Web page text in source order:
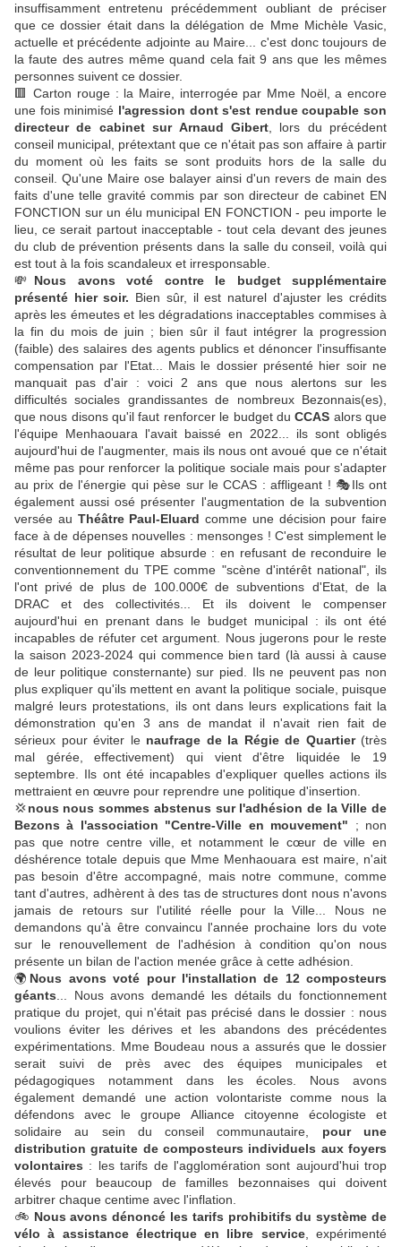
insuffisamment entretenu précédemment oubliant de préciser
que ce dossier était dans la délégation de Mme Michèle Vasic,
actuelle et précédente adjointe au Maire... c'est donc toujours de
la faute des autres même quand cela fait 9 ans que les mêmes
personnes suivent ce dossier.
🟥 Carton rouge : la Maire, interrogée par Mme Noël, a encore
une fois minimisé l'agression dont s'est rendue coupable son
directeur de cabinet sur Arnaud Gibert, lors du précédent
conseil municipal, prétextant que ce n'était pas son affaire à partir
du moment où les faits se sont produits hors de la salle du
conseil. Qu'une Maire ose balayer ainsi d'un revers de main des
faits d'une telle gravité commis par son directeur de cabinet EN
FONCTION sur un élu municipal EN FONCTION - peu importe le
lieu, ce serait partout inacceptable - tout cela devant des jeunes
du club de prévention présents dans la salle du conseil, voilà qui
est tout à la fois scandaleux et irresponsable.
💸 Nous avons voté contre le budget supplémentaire
présenté hier soir. Bien sûr, il est naturel d'ajuster les crédits
après les émeutes et les dégradations inacceptables commises à
la fin du mois de juin ; bien sûr il faut intégrer la progression
(faible) des salaires des agents publics et dénoncer l'insuffisante
compensation par l'Etat... Mais le dossier présenté hier soir ne
manquait pas d'air : voici 2 ans que nous alertons sur les
difficultés sociales grandissantes de nombreux Bezonnais(es),
que nous disons qu'il faut renforcer le budget duCCAS alors que
l'équipe Menhaouara l'avait baissé en 2022... ils sont obligés
aujourd'hui de l'augmenter, mais ils nous ont avoué que ce n'était
même pas pour renforcer la politique sociale mais pour s'adapter
au prix de l'énergie qui pèse sur le CCAS : affligeant ! 🎭Ils ont
également aussi osé présenter l'augmentation de la subvention
versée au Théâtre Paul-Eluard comme une décision pour faire
face à de dépenses nouvelles : mensonges ! C'est simplement le
résultat de leur politique absurde : en refusant de reconduire le
conventionnement du TPE comme "scène d'intérêt national", ils
l'ont privé de plus de 100.000€ de subventions d'Etat, de la
DRAC et des collectivités... Et ils doivent le compenser
aujourd'hui en prenant dans le budget municipal : ils ont été
incapables de réfuter cet argument. Nous jugerons pour le reste
la saison 2023-2024 qui commence bien tard (là aussi à cause
de leur politique consternante) sur pied. Ils ne peuvent pas non
plus expliquer qu'ils mettent en avant la politique sociale, puisque
malgré leurs protestations, ils ont dans leurs explications fait la
démonstration qu'en 3 ans de mandat il n'avait rien fait de
sérieux pour éviter le naufrage de la Régie de Quartier(très
mal gérée, effectivement) qui vient d'être liquidée le 19
septembre. Ils ont été incapables d'expliquer quelles actions ils
mettraient en œuvre pour reprendre une politique d'insertion.
💢nous nous sommes abstenus sur l'adhésion de la Ville de
Bezons à l'association "Centre-Ville en mouvement" ; non
pas que notre centre ville, et notamment le cœur de ville en
déshérence totale depuis que Mme Menhaouara est maire, n'ait
pas besoin d'être accompagné, mais notre commune, comme
tant d'autres, adhèrent à des tas de structures dont nous n'avons
jamais de retours sur l'utilité réelle pour la Ville... Nous ne
demandons qu'à être convaincu l'année prochaine lors du vote
sur le renouvellement de l'adhésion à condition qu'on nous
présente un bilan de l'action menée grâce à cette adhésion.
🌍 Nous avons voté pour l'installation de 12 composteurs
géants ... Nous avons demandé les détails du fonctionnement
pratique du projet, qui n'était pas précisé dans le dossier : nous
voulions éviter les dérives et les abandons des précédentes
expérimentations. Mme Boudeau nous a assurés que le dossier
serait suivi de près avec des équipes municipales et
pédagogiques notamment dans les écoles. Nous avons
également demandé une action volontariste comme nous la
défendons avec le groupe Alliance citoyenne écologiste et
solidaire au sein du conseil communautaire, pour une
distribution gratuite de composteurs individuels aux foyers
volontaires : les tarifs de l'agglomération sont aujourd'hui trop
élevés pour beaucoup de familles bezonnaises qui doivent
arbitrer chaque centime avec l'inflation.
🚲 Nous avons dénoncé les tarifs prohibitifs du système de
vélo à assistance électrique en libre service, expérimenté